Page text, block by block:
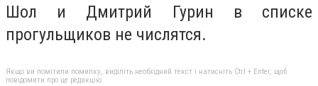
Шол и Дмитрий Гурин в списке
прогульщиков не числятся.
Якщо ви помітили помилку, виділіть необхідний текст і натисніть Ctrl + Enter, щоб
повідомити про це редакцію